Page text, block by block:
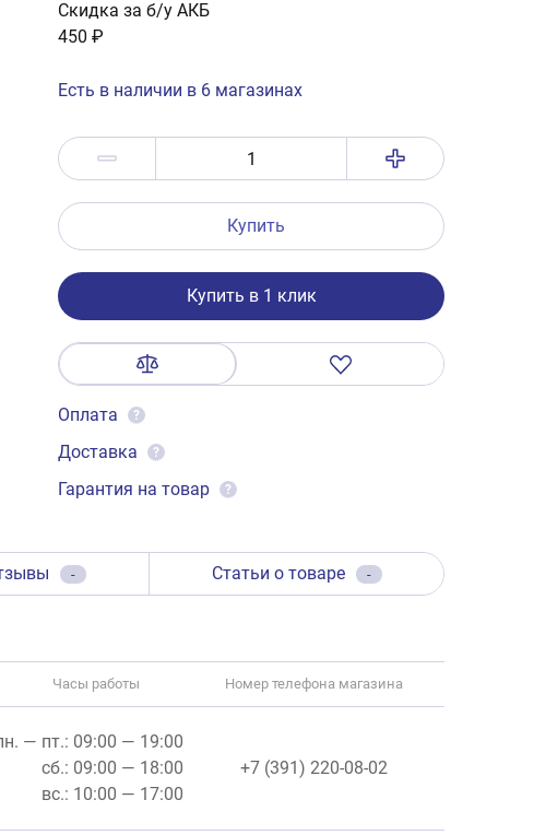
Скидка за б/у АКБ
450 ₽
Есть в наличии в 6 магазинах
Купить
Купить в 1 клик
Оплата ?
Доставка ?
Гарантия на товар ?
- Статьи о товаре -
Часы работы Номер телефона магазина
— пт.: 09:00 — 19:00
сб.: 09:00 — 18:00
вс.: 10:00 — 17:00
+7 (391) 220-08-02